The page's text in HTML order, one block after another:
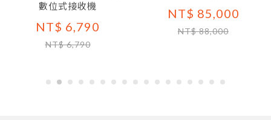
數位式接收機
NT$ 6,790
NT$ 6,790
NT$ 85,000
NT$ 88,000